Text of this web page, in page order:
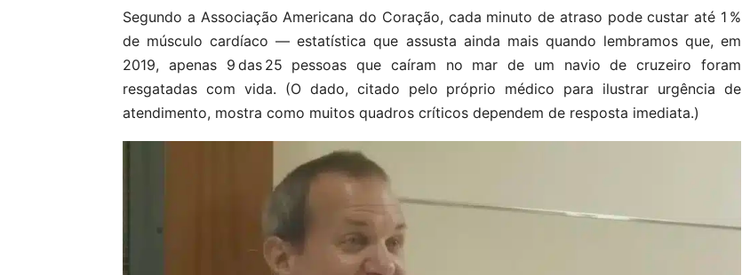
Segundo a Associação Americana do Coração, cada minuto de atraso pode custar até 1 %
de músculo cardíaco — estatística que assusta ainda mais quando lembramos que, em
2019, apenas 9 das 25 pessoas que caíram no mar de um navio de cruzeiro foram
resgatadas com vida. (O dado, citado pelo próprio médico para ilustrar urgência de
atendimento, mostra como muitos quadros críticos dependem de resposta imediata.)